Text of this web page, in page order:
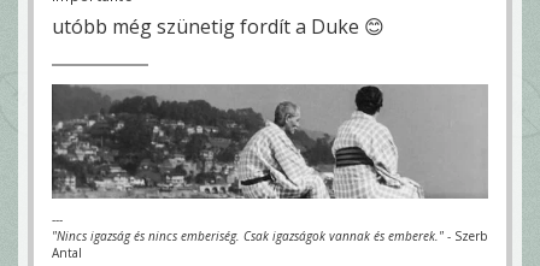
utóbb még szünetig fordít a Duke 😊
---
"Nincs igazság és nincs emberiség. Csak igazságok vannak és emberek." - Szerb
Antal